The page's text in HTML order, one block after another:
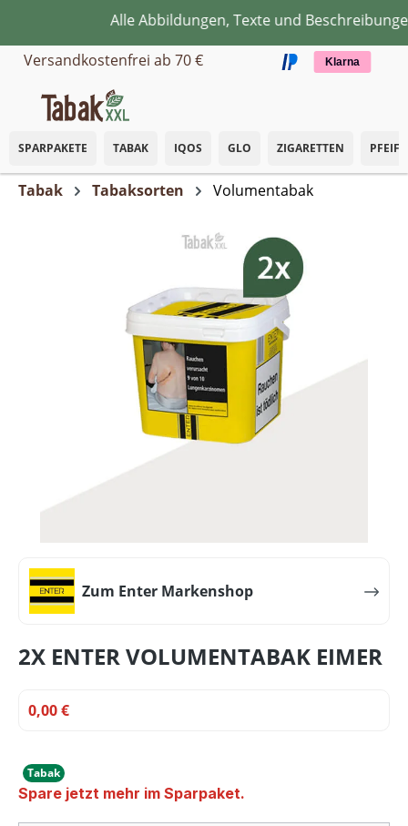
Zum Hauptinhalt springenAlle Abbildungen, Texte und
Versandkostenfrei ab 70 €
Klarna
SPARPAKETE TABAK IQOS GLO ZIGARETTEN
Tabak Tabaksorten Volumentabak
Zum Enter Markenshop
2X ENTER VOLUMENTABAK EIMER
0,00 €
Tabak
Spare jetzt mehr im Sparpaket.